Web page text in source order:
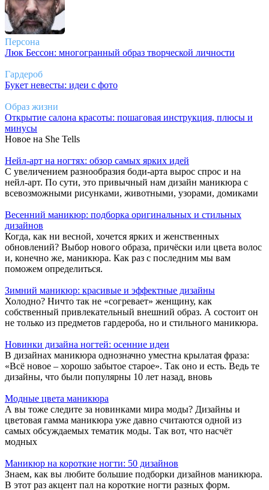
Персона
Люк Бессон: многогранный образ творческой личности
Гардероб
Букет невесты: идеи с фото
Образ жизни
Открытие салона красоты: пошаговая инструкция, плюсы и
минусы
Новое на She Tells
Нейл-арт на ногтях: обзор самых ярких идей
С увеличением разнообразия боди-арта вырос спрос и на
нейл-арт. По сути, это привычный нам дизайн маникюра с
всевозможными рисунками, животными, узорами, домиками
Весенний маникюр: подборка оригинальных и стильных
дизайнов
Когда, как ни весной, хочется ярких и женственных
обновлений? Выбор нового образа, причёски или цвета волос
и, конечно же, маникюра. Как раз с последним мы вам
поможем определиться.
Зимний маникюр: красивые и эффектные дизайны
Холодно? Ничто так не «согревает» женщину, как
собственный привлекательный внешний образ. А состоит он
не только из предметов гардероба, но и стильного маникюра.
Новинки дизайна ногтей: осенние идеи
В дизайнах маникюра однозначно уместна крылатая фраза:
«Всё новое – хорошо забытое старое». Так оно и есть. Ведь те
дизайны, что были популярны 10 лет назад, вновь
Модные цвета маникюра
А вы тоже следите за новинками мира моды? Дизайны и
цветовая гамма маникюра уже давно считаются одной из
самых обсуждаемых тематик моды. Так вот, что насчёт
модных
Маникюр на короткие ногти: 50 дизайнов
Знаем, как вы любите большие подборки дизайнов маникюра.
В этот раз акцент пал на короткие ногти разных форм.